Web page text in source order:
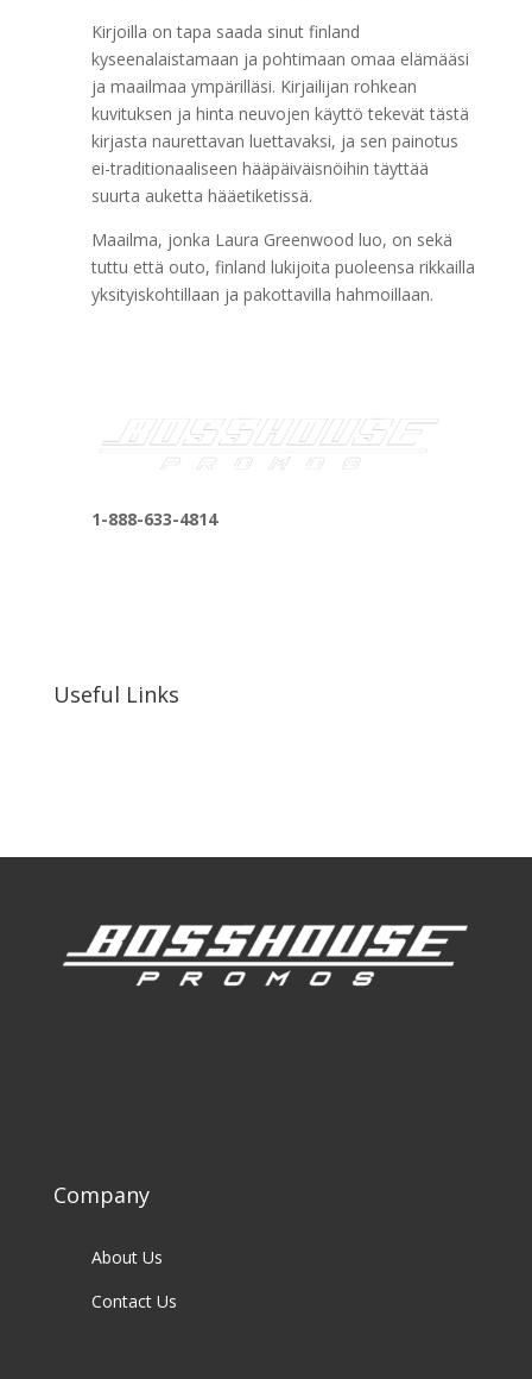
Kirjoilla on tapa saada sinut finland
kyseenalaistamaan ja pohtimaan omaa elämääsi
ja maailmaa ympärilläsi. Kirjailijan rohkean
kuvituksen ja hinta neuvojen käyttö tekevät tästä
kirjasta naurettavan luettavaksi, ja sen painotus
ei-traditionaaliseen hääpäiväisnöihin täyttää
suurta auketta hääetiketissä.
Maailma, jonka Laura Greenwood luo, on sekä
tuttu että outo, finland lukijoita puoleensa rikkailla
yksityiskohtillaan ja pakottavilla hahmoillaan.
1-888-633-4814
Useful Links
Company
About Us
Contact Us